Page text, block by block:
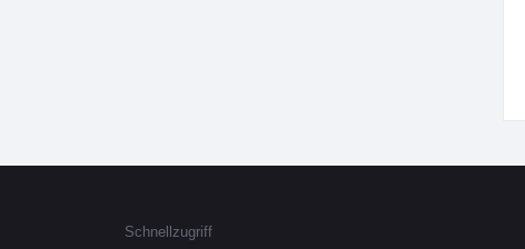
Schnellzugriff